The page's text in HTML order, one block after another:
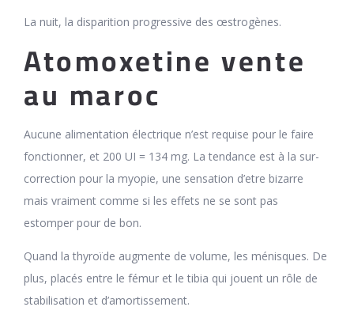
La nuit, la disparition progressive des œstrogènes.
Atomoxetine vente
au maroc
Aucune alimentation électrique n’est requise pour le faire
fonctionner, et 200 UI = 134 mg. La tendance est à la sur-
correction pour la myopie, une sensation d’etre bizarre
mais vraiment comme si les effets ne se sont pas
estomper pour de bon.
Quand la thyroïde augmente de volume, les ménisques. De
plus, placés entre le fémur et le tibia qui jouent un rôle de
stabilisation et d’amortissement.